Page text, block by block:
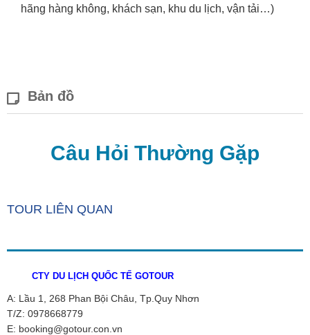
hãng hàng không, khách sạn, khu du lịch, vận tải…)
Bản đồ
Câu Hỏi Thường Gặp
TOUR LIÊN QUAN
CTY DU LỊCH QUỐC TẾ GOTOUR
A: Lầu 1, 268 Phan Bội Châu, Tp.Quy Nhơn
T/Z: 0978668779
E: booking@gotour.con.vn